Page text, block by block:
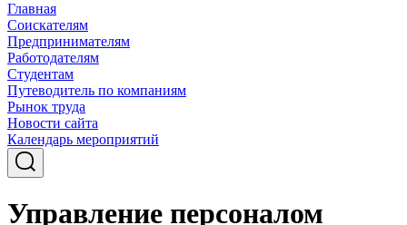
Главная
Соискателям
Предпринимателям
Работодателям
Студентам
Путеводитель по компаниям
Рынок труда
Новости сайта
Календарь мероприятий
Управление персоналом